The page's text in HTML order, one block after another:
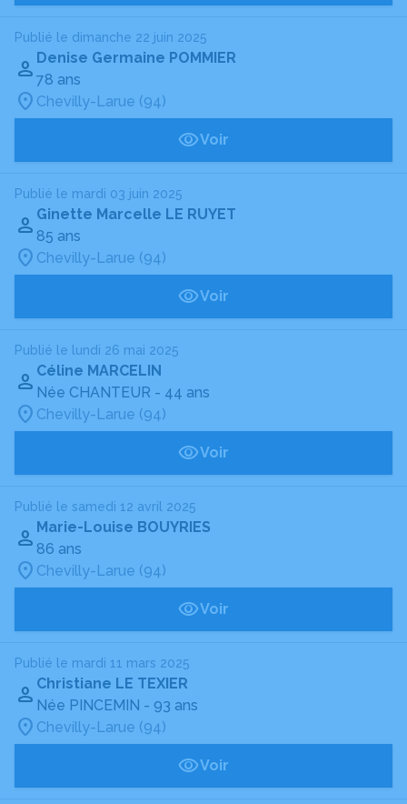
Publié le dimanche 22 juin 2025
Denise Germaine POMMIER
78 ans
Chevilly-Larue (94)
Voir
Publié le mardi 03 juin 2025
Ginette Marcelle LE RUYET
85 ans
Chevilly-Larue (94)
Voir
Publié le lundi 26 mai 2025
Céline MARCELIN
Née CHANTEUR - 44 ans
Chevilly-Larue (94)
Voir
Publié le samedi 12 avril 2025
Marie-Louise BOUYRIES
86 ans
Chevilly-Larue (94)
Voir
Publié le mardi 11 mars 2025
Christiane LE TEXIER
Née PINCEMIN - 93 ans
Chevilly-Larue (94)
Voir